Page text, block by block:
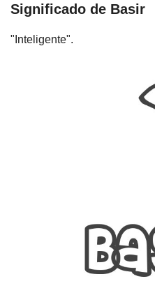
Bebé
Significado de Basir
"Inteligente".